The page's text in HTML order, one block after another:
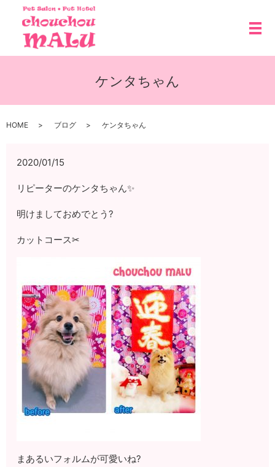
メ
ケンタちゃん
HOME ブログ ケンタちゃん
2020/01/15
リピーターのケンタちゃん✨
明けましておめでとう?
カットコース✂
まあるいフォルムが可愛いね?